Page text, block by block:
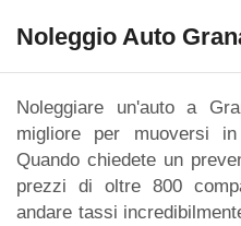
Noleggio Auto
Noleggiare un'auto a
migliore per muoversi
Quando chiedete un
prezzi di oltre 800
andare tassi